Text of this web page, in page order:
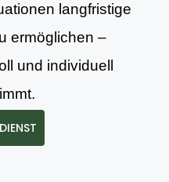
langfristige
ermöglichen –
und individuell